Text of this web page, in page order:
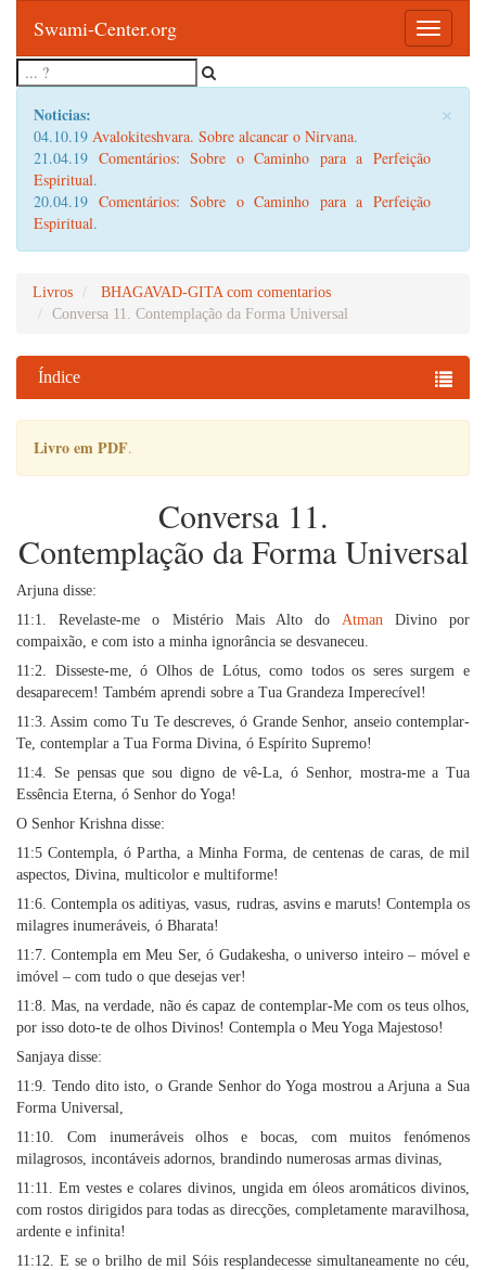
Toggle
Swami-Center.org
×
Noticias:
04.10.19 Avalokiteshvara. Sobre alcancar o Nirvana.
21.04.19 Comentários: Sobre o Caminho para a Perfeição
Espiritual.
20.04.19 Comentários: Sobre o Caminho para a Perfeição
Espiritual.
Livros
BHAGAVAD-GITA com comentarios
Conversa 11. Contemplação da Forma Universal
Índice
Livro em PDF.
Conversa 11.
Contemplação da Forma Universal
Arjuna disse:
11:1. Revelaste-me o Mistério Mais Alto do AtmanDivino por
compaixão, e com isto a minha ignorância se desvaneceu.
11:2. Disseste-me, ó Olhos de Lótus, como todos os seres surgem e
desaparecem! Também aprendi sobre a Tua Grandeza Imperecível!
11:3. Assim como Tu Te descreves, ó Grande Senhor, anseio contemplar-
Te, contemplar a Tua Forma Divina, ó Espírito Supremo!
11:4. Se pensas que sou digno de vê-La, ó Senhor, mostra-me a Tua
Essência Eterna, ó Senhor do Yoga!
O Senhor Krishna disse:
11:5 Contempla, ó Partha, a Minha Forma, de centenas de caras, de mil
aspectos, Divina, multicolor e multiforme!
11:6. Contempla os aditiyas, vasus, rudras, asvins e maruts! Contempla os
milagres inumeráveis, ó Bharata!
11:7. Contempla em Meu Ser, ó Gudakesha, o universo inteiro – móvel e
imóvel – com tudo o que desejas ver!
11:8. Mas, na verdade, não és capaz de contemplar-Me com os teus olhos,
por isso doto-te de olhos Divinos! Contempla o Meu Yoga Majestoso!
Sanjaya disse:
11:9. Tendo dito isto, o Grande Senhor do Yoga mostrou a Arjuna a Sua
Forma Universal,
11:10. Com inumeráveis olhos e bocas, com muitos fenómenos
milagrosos, incontáveis adornos, brandindo numerosas armas divinas,
11:11. Em vestes e colares divinos, ungida em óleos aromáticos divinos,
com rostos dirigidos para todas as direcções, completamente maravilhosa,
ardente e infinita!
11:12. E se o brilho de mil Sóis resplandecesse simultaneamente no céu,